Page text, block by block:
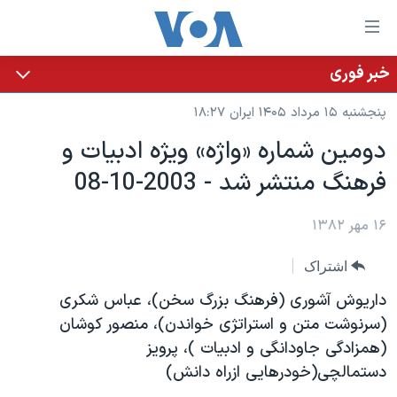
لینکهای
قابل
دسترسی
جهش
محتوای
اصلی
جهش
به
اصلی
جهش
به
جستجو
خانه
نسخه سبک وب‌سایت
موضوع ها
ایران
آمریکا
گزیده‌ها
ویژه برنامه‌ها
ویدیوها
برنامه های تلویزیونی
جدول برنامه ها
صفحه‌های ویژه
عملیات خشم حماسی
۲۵۰سالگی آمریکا
بایگانی برنامه‌های تلویزیونی
فرکانس‌های صدای آمریکا
پخش رادیویی
یادگیری زبان انگلیسی
خبر فوری
پنجشنبه ۱۵ مرداد ۱۴۰۵ ایران ۱۸:۲۷
دومين شماره «واژه» ويژه ادبيات و
فرهنگ منتشر شد - 2003-10-08
۱۶ مهر ۱۳۸۲
اشتراک
داريوش آشوری (فرهنگ بزرگ سخن)، عباس شکری
(سرنوشت متن و استراتژی خواندن)، منصور کوشان
(همزادگی جاودانگی و ادبيات )، پرويز
دستمالچی(خودرهايی ازراه دانش)